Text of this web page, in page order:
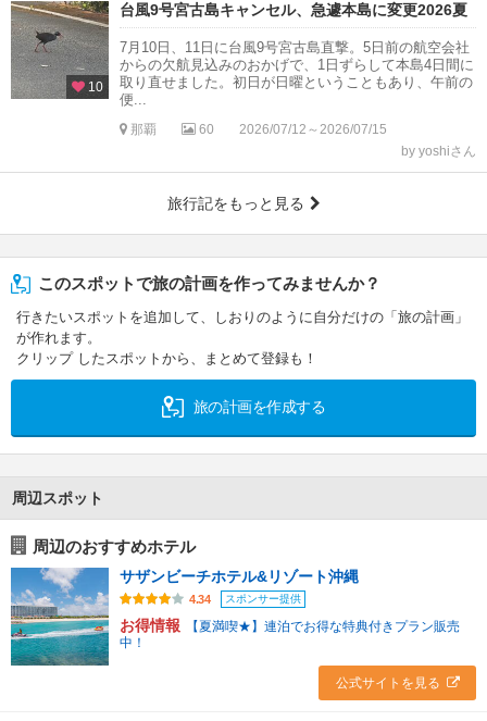
10
台風9号宮古島キャンセル、急遽本島に変更2026夏
7月10日、11日に台風9号宮古島直撃。5日前の航空会社
からの欠航見込みのおかげで、1日ずらして本島4日間に
取り直せました。初日が日曜ということもあり、午前の
便...
那覇 60
2026/07/12～2026/07/15
by yoshiさん
旅行記をもっと見る
このスポットで旅の計画を作ってみませんか？
行きたいスポットを追加して、しおりのように自分だけの「旅の計画」
が作れます。
クリップ したスポットから、まとめて登録も！
旅の計画を作成する
周辺スポット
周辺のおすすめホテル
サザンビーチホテル&リゾート沖縄
4.34 スポンサー提供
お得情報
【夏満喫★】連泊でお得な特典付きプラン販売
中！
公式サイトを見る